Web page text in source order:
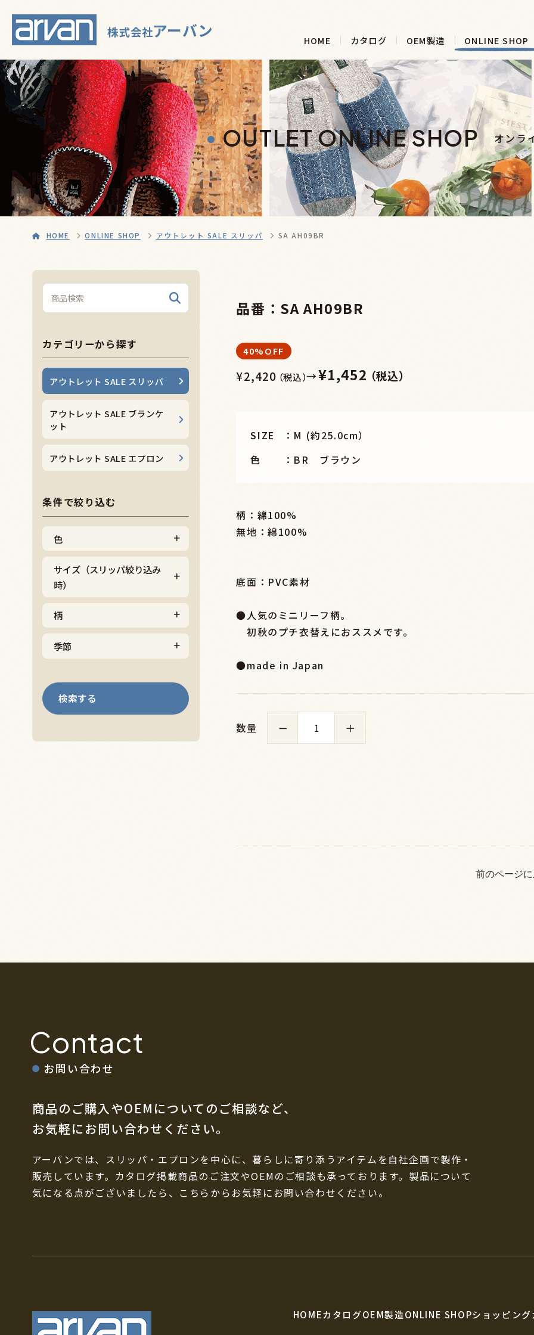
株式会社アーバン
HOME カタログ OEM製造 ONLINE SHOP
OUTLET ONLINE SHOP オンラ
HOME ONLINE SHOP アウトレット SALE スリッパ SA AH09BR
カテゴリーから探す
アウトレット SALE スリッパ
アウトレット SALE ブランケ
ット
アウトレット SALE エプロン
条件で絞り込む
色
サイズ（スリッパ絞り込み
時）
柄
季節
検索する
品番：SA AH09BR
40%OFF
¥2,420 （税込）→¥1,452 （税込）
SIZE
M (約25.0cm）
色
BR ブラウン
柄：綿100%
無地：綿100%
底面：PVC素材
●人気のミニリーフ柄。
初秋のプチ衣替えにおススメです。
●made in Japan
数量 － ＋
前のページ
Contact
お問い合わせ
商品のご購入やOEMについてのご相談など、
お気軽にお問い合わせください。
アーバンでは、スリッパ・エプロンを中心に、暮らしに寄り添うアイテムを自社企画で製作・
販売しています。カタログ掲載商品のご注文やOEMのご相談も承っております。製品について
気になる点がございましたら、こちらからお気軽にお問い合わせください。
HOMEカタログOEM製造ONLINE SHOPショッピン